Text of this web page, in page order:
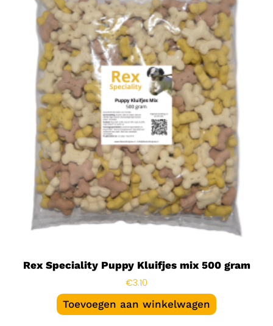
Rex Speciality Puppy Kluifjes mix 500 gram
€3.10
Toevoegen aan winkelwagen